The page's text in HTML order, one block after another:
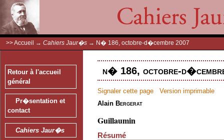
>>Accueil → Cahiers Jaur�s → N� 186, octobre-d�cembre 2007
Retour à l'accueil
général
Pr�sentation et
contact
Cahiers Jaur�s
n� 186, octobre-
Signaler cette page
Version imprimable
Alain Bergerat
Guillaumin
Résumé